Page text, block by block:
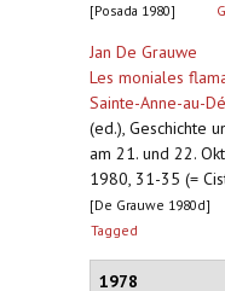
[Posada 1980]
Jan De Grauwe
Les moniales
Sainte-Anne-au-
(ed.), Geschichte
am 21. und 22.
1980, 31-35 (=
[De Grauwe 1980d]
Tagged
1978